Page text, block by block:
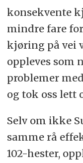
konsekvente
mindre fare
kjøring på vei
oppleves som
problemer
og tok oss lett
Selv om ikke
samme rå
102-hester,